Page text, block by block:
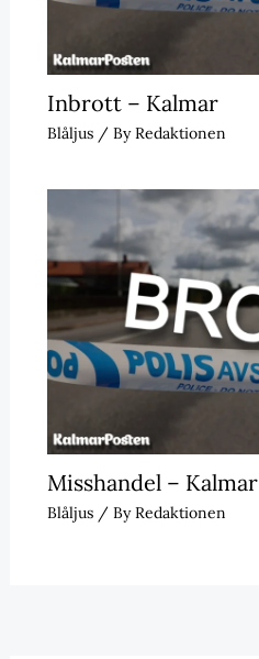
Inbrott – Kalmar
Blåljus/ ByRedaktionen
Misshandel – Kalmar
Blåljus/ ByRedaktionen